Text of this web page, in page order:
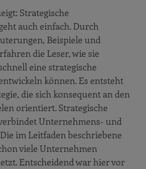
Strategische
auch einfach. Durch
Beispiele und
die Leser, wie sie
eine strategische
können. Es entsteht
die sich konsequent an den
orientiert. Strategische
Unternehmens- und
im Leitfaden beschriebene
viele Unternehmen
Entscheidend war hier vor